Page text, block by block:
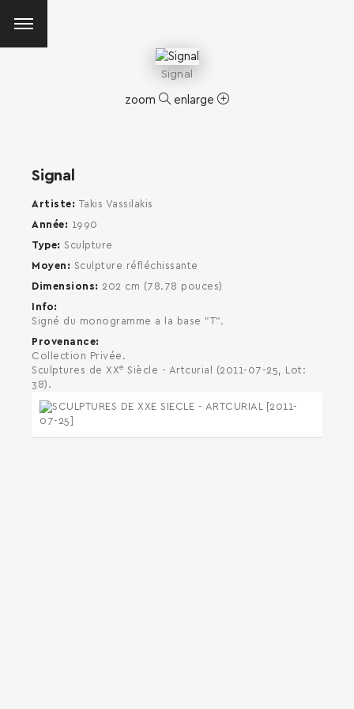
Signal
zoom enlarge
Signal
Artiste
Takis Vassilakis
Année
1990
Type
Sculpture
Moyen
Sculpture réfléchissante
Dimensions
202 cm (78.78 pouces)
Info
Signé du monogramme a la base "T".
Provenance
Collection Privée.
Sculptures de XXe Siècle - Artcurial (2011-07-25, Lot:
38).